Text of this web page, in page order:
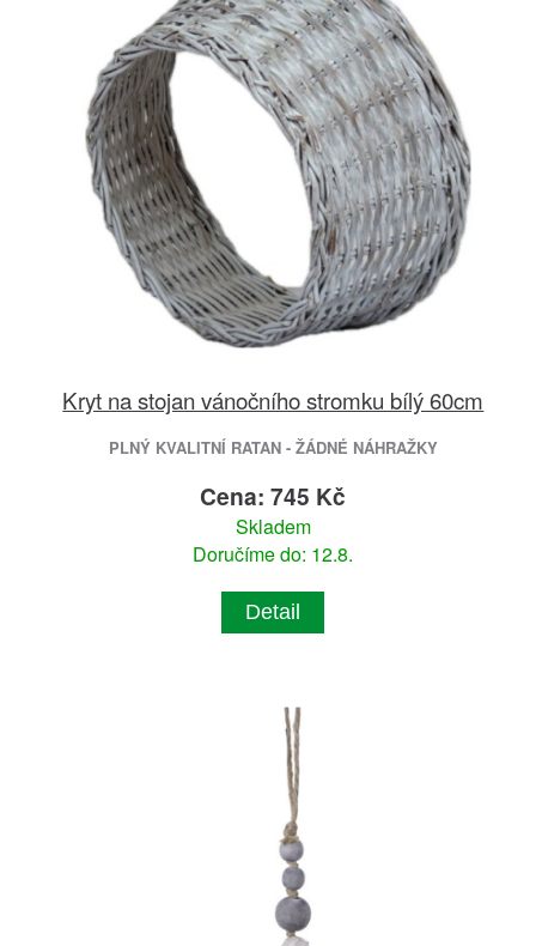
Kryt na stojan vánočního stromku bílý 60cm
PLNÝ KVALITNÍ RATAN - ŽÁDNÉ NÁHRAŽKY
Cena: 745 Kč
Skladem
Doručíme do: 12.8.
Detail